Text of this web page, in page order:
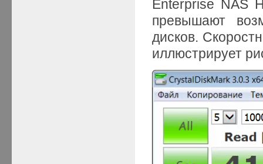
Enterprise NAS
превышают
дисков.
иллюстрирует